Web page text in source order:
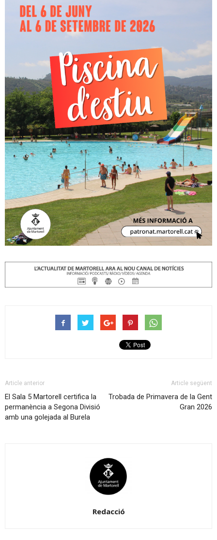
Article anterior
El Sala 5 Martorell certifica la
permanència a Segona Divisió
amb una golejada al Burela
Article següent
Trobada de Primavera de la Gent
Gran 2026
Redacció